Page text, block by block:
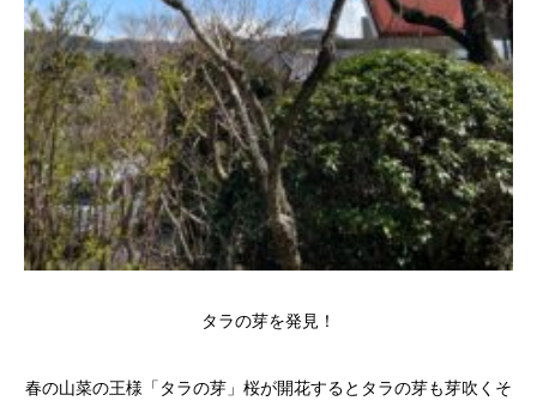
タラの芽を発見！
春の山菜の王様「タラの芽」桜が開花するとタラの芽も芽吹くそ